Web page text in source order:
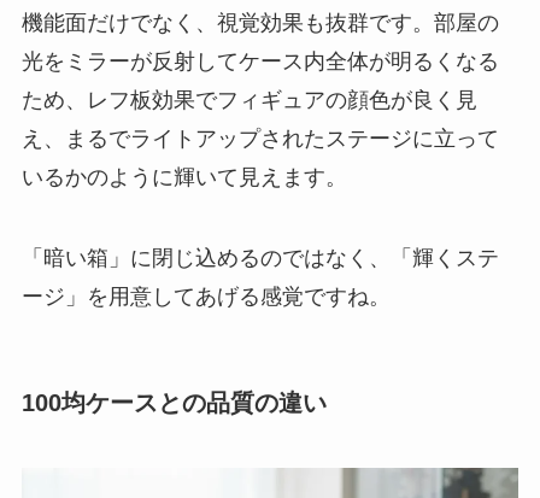
機能面だけでなく、視覚効果も抜群です。部屋の
光をミラーが反射してケース内全体が明るくなる
ため、レフ板効果でフィギュアの顔色が良く見
え、まるでライトアップされたステージに立って
いるかのように輝いて見えます。
「暗い箱」に閉じ込めるのではなく、「輝くステ
ージ」を用意してあげる感覚ですね。
100均ケースとの品質の違い